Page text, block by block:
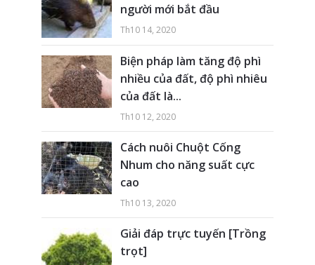
người mới bắt đầu
Th10 14, 2020
Biện pháp làm tăng độ phì
nhiều của đất, độ phì nhiêu
của đất là...
Th10 12, 2020
Cách nuôi Chuột Cống
Nhum cho năng suất cực
cao
Th10 13, 2020
Giải đáp trực tuyến [Trồng
trọt]